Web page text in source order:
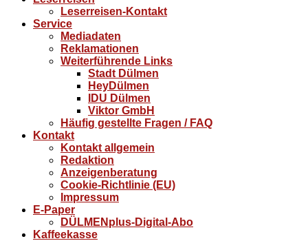
Leserreisen-Kontakt
Service
Mediadaten
Reklamationen
Weiterführende Links
Stadt Dülmen
HeyDülmen
IDU Dülmen
Viktor GmbH
Häufig gestellte Fragen / FAQ
Kontakt
Kontakt allgemein
Redaktion
Anzeigenberatung
Cookie-Richtlinie (EU)
Impressum
E-Paper
DÜLMENplus-Digital-Abo
Kaffeekasse